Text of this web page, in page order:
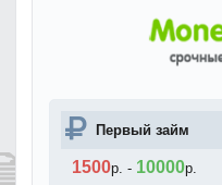
Первый займ
1500р. - 10000р.